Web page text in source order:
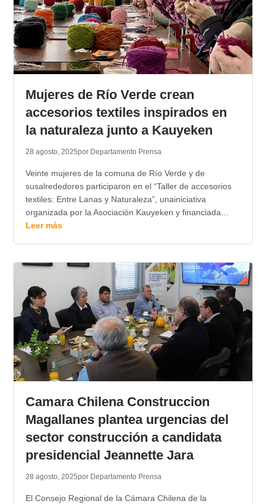
Mujeres de Río Verde crean
accesorios textiles inspirados en
la naturaleza junto a Kauyeken
28 agosto, 2025por Departamento Prensa
Veinte mujeres de la comuna de Río Verde y de
susalrededores participaron en el “Taller de accesorios
textiles: Entre Lanas y Naturaleza”, unainiciativa
organizada por la Asociación Kauyeken y financiada…
Leer más
Camara Chilena Construccion
Magallanes plantea urgencias del
sector construcción a candidata
presidencial Jeannette Jara
28 agosto, 2025por Departamento Prensa
El Consejo Regional de la Cámara Chilena de la